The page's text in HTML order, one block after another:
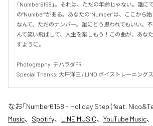
「Number6158」。それは、ただの年齢じゃない。誰に
の“Number”がある。あなたの“Number”は、ここから
なんて、ただのナンバー。誰にどう思われてもいい。
んて笑い飛ばして、人生を楽しもう！この曲が、あな
すように。
Photography: チハラダPR
Special Thanks: 大坪洋三 / LINO ボイストレーニング
なお「Number6158 - Holiday Step (feat.
Music、 Spotify、 LINE MUSIC、 YouTube Music、